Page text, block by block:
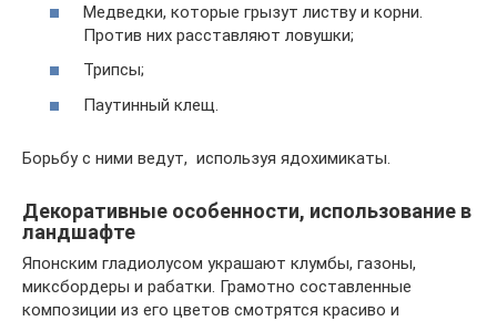
Медведки, которые грызут листву и корни.
Против них расставляют ловушки;
Трипсы;
Паутинный клещ.
Борьбу с ними ведут, используя ядохимикаты.
Декоративные особенности, использование в
ландшафте
Японским гладиолусом украшают клумбы, газоны,
миксбордеры и рабатки. Грамотно составленные
композиции из его цветов смотрятся красиво и